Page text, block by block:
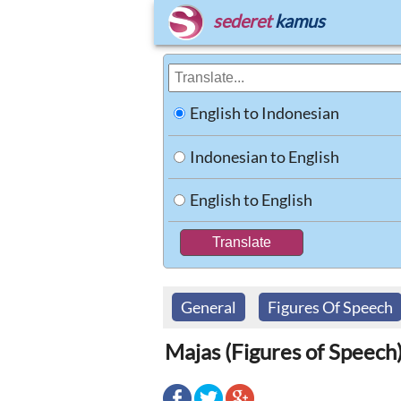
sederet kamus
English to Indonesian
Indonesian to English
English to English
General Figures Of Speech
Majas (Figures of